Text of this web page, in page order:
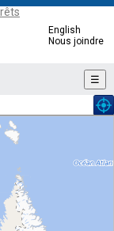
English
Nous joindre
☰